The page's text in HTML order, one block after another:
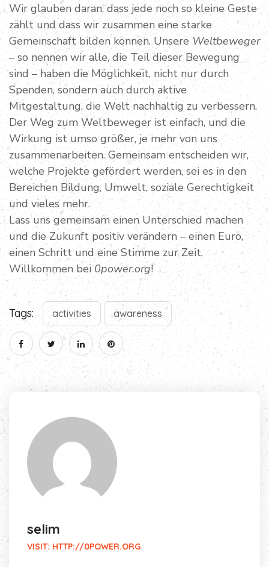
Wir glauben daran, dass jede noch so kleine Geste
zählt und dass wir zusammen eine starke
Gemeinschaft bilden können. Unsere Weltbeweger
– so nennen wir alle, die Teil dieser Bewegung
sind – haben die Möglichkeit, nicht nur durch
Spenden, sondern auch durch aktive
Mitgestaltung, die Welt nachhaltig zu verbessern.
Der Weg zum Weltbeweger ist einfach, und die
Wirkung ist umso größer, je mehr von uns
zusammenarbeiten. Gemeinsam entscheiden wir,
welche Projekte gefördert werden, sei es in den
Bereichen Bildung, Umwelt, soziale Gerechtigkeit
und vieles mehr.
Lass uns gemeinsam einen Unterschied machen
und die Zukunft positiv verändern – einen Euro,
einen Schritt und eine Stimme zur Zeit.
Willkommen bei0power.org!
Tags: activities awareness
selim
VISIT: HTTP://0POWER.ORG